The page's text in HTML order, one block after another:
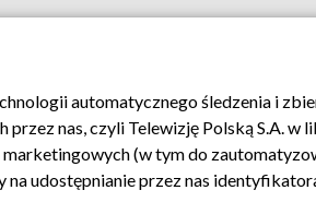
Moje zgody Pomoc Biuro
automatycznego śledzenia i
nas, czyli Telewizję Polską S.A. w
marketingowych (w tym do
udostępnianie przez nas